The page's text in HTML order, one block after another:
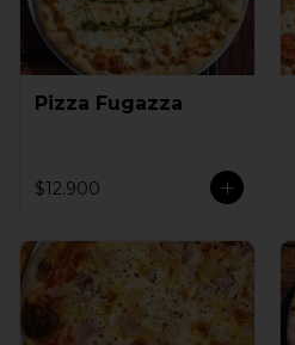
Pizza Fugazza
$12.900